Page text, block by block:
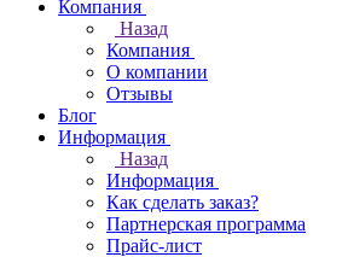
Компания
Назад
Компания
О компании
Отзывы
Блог
Информация
Назад
Информация
Как сделать заказ?
Партнерская программа
Прайс-лист